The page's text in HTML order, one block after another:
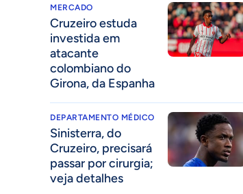
MERCADO
Cruzeiro estuda
investida em
atacante
colombiano do
Girona, da Espanha
DEPARTAMENTO MÉDICO
Sinisterra, do
Cruzeiro, precisará
passar por cirurgia;
veja detalhes